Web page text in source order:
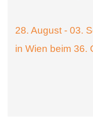
28. August - 03.
in Wien beim 36.